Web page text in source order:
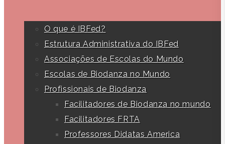
O que é IBFed?
Estrutura Administrativa do IBFed
Associações de Escolas do Mundo
Escolas de Biodanza no Mundo
Profissionais de Biodanza
Facilitadores de Biodanza no mundo
Facilitadores FRTA
Professores Didatas America